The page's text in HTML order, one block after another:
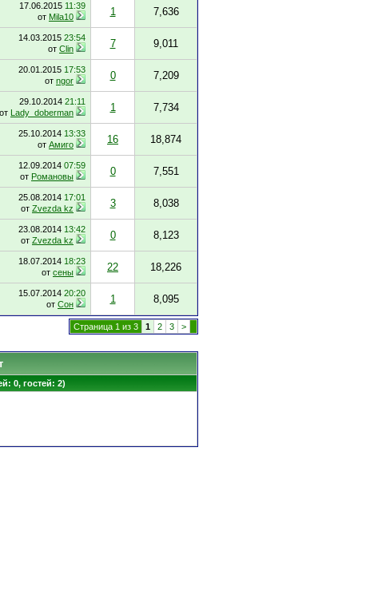
17.06.2015 11:39
от Mila10 1 7,636
14.03.2015 23:54
от Clin 7 9,011
20.01.2015 17:53
от ngor 0 7,209
29.10.2014 21:11
от Lady_doberman 1 7,734
25.10.2014 13:33
от Амиго 16 18,874
12.09.2014 07:59
от Романовы 0 7,551
25.08.2014 17:01
от Zvezda kz 3 8,038
23.08.2014 13:42
от Zvezda kz 0 8,123
18.07.2014 18:23
от сены 22 18,226
15.07.2014 20:20
от Сон 1 8,095
Страница 1 из 3 1 2 3 >
0, гостей: 2)